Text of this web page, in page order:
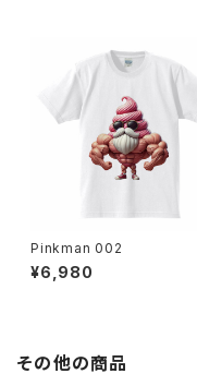
Pinkman 002
¥6,980
その他の商品